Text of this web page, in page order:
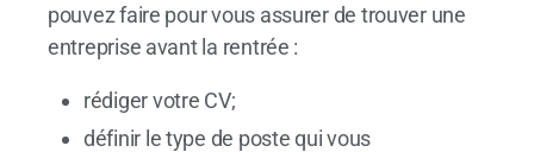
pouvez faire pour vous assurer de trouver une
entreprise avant la rentrée :
rédiger votre CV;
définir le type de poste qui vous